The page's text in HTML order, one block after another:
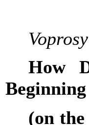
How
(on